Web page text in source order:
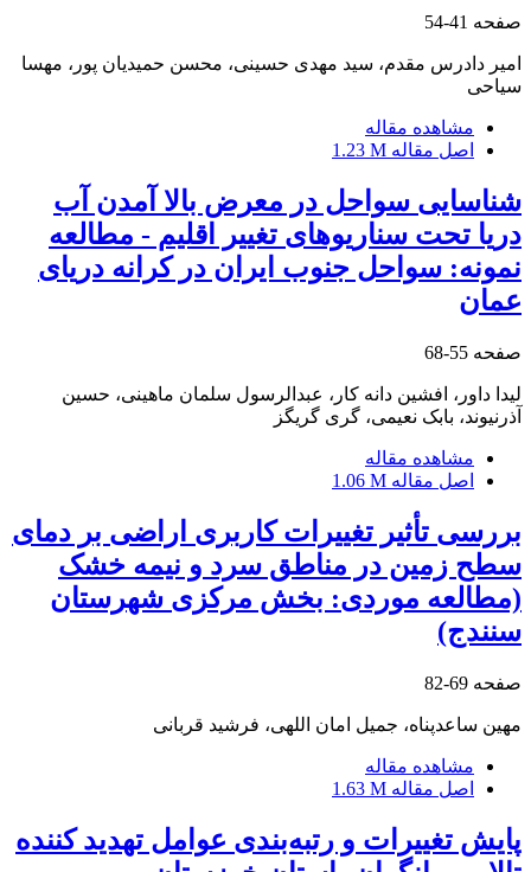
صفحه 41-54
امیر دادرس مقدم، سید مهدی حسینی، محسن حمیدیان پور، مهسا
سیاحی
مشاهده مقاله
اصل مقاله 1.23 M
شناسایی سواحل در معرض بالا آمدن آب
دریا تحت سناریوهای تغییر اقلیم - مطالعه
نمونه: سواحل جنوب ایران در کرانه دریای
عمان
صفحه 55-68
لیدا داور، افشین دانه کار، عبدالرسول سلمان ماهینی، حسین
آذرنیوند، بابک نعیمی، گری گریگز
مشاهده مقاله
اصل مقاله 1.06 M
بررسی تأثیر تغییرات کاربری اراضی بر دمای
سطح زمین در مناطق سرد و نیمه خشک
(مطالعه موردی: بخش مرکزی شهرستان
سنندج)
صفحه 69-82
مهین ساعدپناه، جمیل امان اللهی، فرشید قربانی
مشاهده مقاله
اصل مقاله 1.63 M
پایش تغییرات و رتبه‌بندی عوامل تهدید کننده